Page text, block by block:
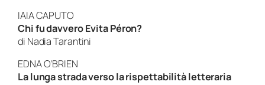
IAIA CAPUTO
Chi fu davvero Evita Péron?
di Nadia Tarantini
EDNA O’BRIEN
La lunga strada verso la rispettabilità letteraria